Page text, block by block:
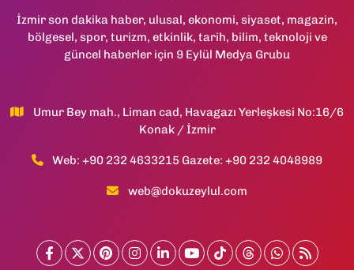
İzmir son dakika haber, ulusal, ekonomi, siyaset, magazin,
bölgesel, spor, turizm, etkinlik, tarih, bilim, teknoloji ve
güncel haberler için 9 Eylül Medya Grubu
Umur Bey mah., Liman cad, Havagazı Yerleşkesi No:16/6
Konak / İzmir
Web: +90 232 4633215 Gazete: +90 232 4048989
web@dokuzeylul.com